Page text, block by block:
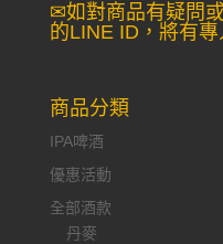
✉如對商品有疑問
的LINE ID，將有
商品分類
IPA啤酒
優惠活動
全部酒款
丹麥